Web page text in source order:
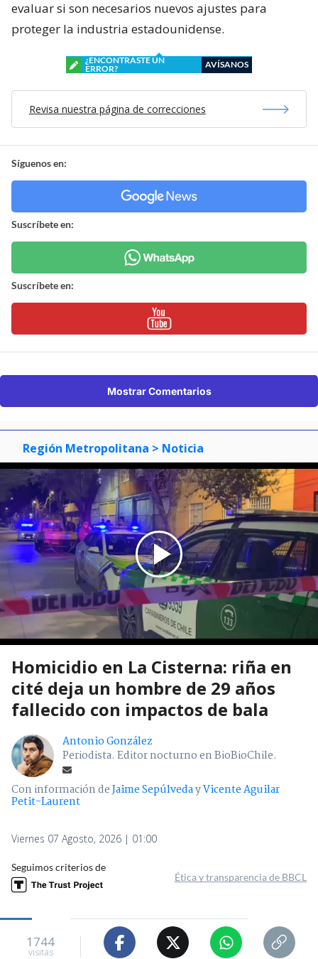
evaluar si son necesarios nuevos ajustes para
proteger la industria estadounidense.
¿ENCONTRASTE UN
ERROR?
AVÍSANOS
Revisa nuestra página de correcciones
Síguenos en:
Suscríbete en:
Suscríbete en:
Mostrar Comentarios
Región Metropolitana > Noticia
Homicidio en La Cisterna: riña en
cité deja un hombre de 29 años
fallecido con impactos de bala
Antonio González
Periodista. Editor nocturno en BioBioChile.
Con información deJaime SepúlvedayVicente Aguilar
Petit-Laurent
Viernes 07 Agosto, 2026 | 01:00
Seguimos criterios de
Ética y transparencia de BBCL
1744
visitas